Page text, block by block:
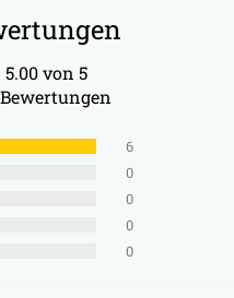
5.00 von 5
6
0
0
0
0